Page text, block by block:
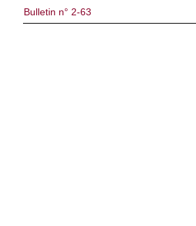
Bulletin n° 2-63